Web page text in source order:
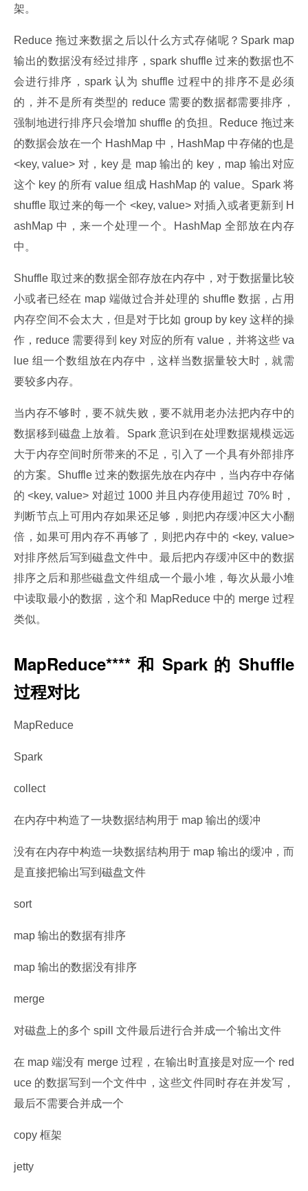
架。
Reduce 拖过来数据之后以什么方式存储呢？Spark map
输出的数据没有经过排序，spark shuffle 过来的数据也不
会进行排序，spark 认为 shuffle 过程中的排序不是必须
的，并不是所有类型的 reduce 需要的数据都需要排序，
强制地进行排序只会增加 shuffle 的负担。Reduce 拖过来
的数据会放在一个 HashMap 中，HashMap 中存储的也是
<key, value> 对，key 是 map 输出的 key，map 输出对应
这个 key 的所有 value 组成 HashMap 的 value。Spark 将
shuffle 取过来的每一个 <key, value> 对插入或者更新到 H
ashMap 中，来一个处理一个。HashMap 全部放在内存
中。
Shuffle 取过来的数据全部存放在内存中，对于数据量比较
小或者已经在 map 端做过合并处理的 shuffle 数据，占用
内存空间不会太大，但是对于比如 group by key 这样的操
作，reduce 需要得到 key 对应的所有 value，并将这些 va
lue 组一个数组放在内存中，这样当数据量较大时，就需
要较多内存。
当内存不够时，要不就失败，要不就用老办法把内存中的
数据移到磁盘上放着。Spark 意识到在处理数据规模远远
大于内存空间时所带来的不足，引入了一个具有外部排序
的方案。Shuffle 过来的数据先放在内存中，当内存中存储
的 <key, value> 对超过 1000 并且内存使用超过 70% 时，
判断节点上可用内存如果还足够，则把内存缓冲区大小翻
倍，如果可用内存不再够了，则把内存中的 <key, value>
对排序然后写到磁盘文件中。最后把内存缓冲区中的数据
排序之后和那些磁盘文件组成一个最小堆，每次从最小堆
中读取最小的数据，这个和 MapReduce 中的 merge 过程
类似。
MapReduce**** 和 Spark 的 Shuffle
过程对比
MapReduce
Spark
collect
在内存中构造了一块数据结构用于 map 输出的缓冲
没有在内存中构造一块数据结构用于 map 输出的缓冲，而
是直接把输出写到磁盘文件
sort
map 输出的数据有排序
map 输出的数据没有排序
merge
对磁盘上的多个 spill 文件最后进行合并成一个输出文件
在 map 端没有 merge 过程，在输出时直接是对应一个 red
uce 的数据写到一个文件中，这些文件同时存在并发写，
最后不需要合并成一个
copy 框架
jetty